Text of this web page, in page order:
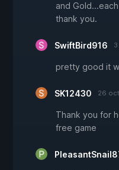
and
thank you.
SwiftBird916
pretty good it
SK12430 26
Thank you for
free game